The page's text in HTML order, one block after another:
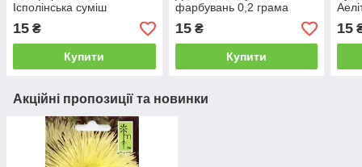
Ісполінська суміш
фарбувань 0,2 грама
Аеліта
15 ₴
Купити
фарбувань 0,2 грама
Аеліта
15₴
Купити
15
Акційні пропозиції та новинки